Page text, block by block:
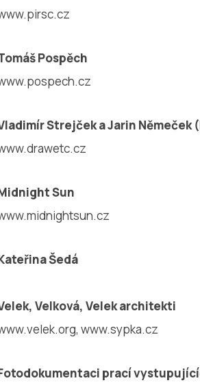
Pospěch
Strejček a Jarin Němeček
Sun
Šedá
Velková, Velek architekti
www.sypka.cz
prací